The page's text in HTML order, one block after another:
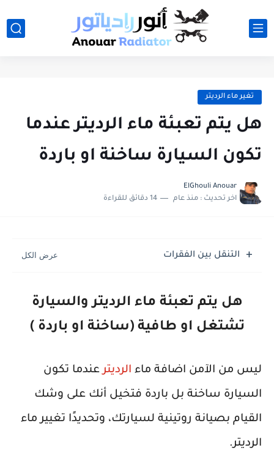
تغير ماء الرديتر
هل يتم تعبئة ماء الرديتر عندما
تكون السيارة ساخنة او باردة
ElGhouli Anouar
اخر تحديث : منذ عام 14 دقائق للقراءة
التنقل بين الفقرات
هل يتم تعبئة ماء الرديتر والسيارة
تشتغل او طافية (ساخنة او باردة )
ليس من الآمن اضافة ماء الرديترعندما تكون
السيارة ساخنة بل باردة فتخيل أنك على وشك
القيام بصيانة روتينية لسيارتك، وتحديدًا تغيير ماء
الرديتر.